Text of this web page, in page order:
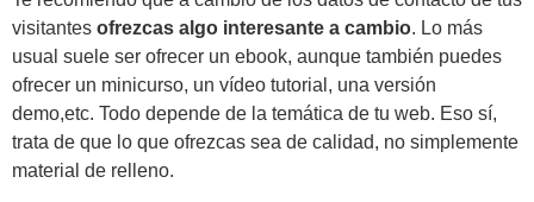
visitantes ofrezcas algo interesante a cambio. Lo más
usual suele ser ofrecer un ebook, aunque también puedes
ofrecer un minicurso, un vídeo tutorial, una versión
demo,etc. Todo depende de la temática de tu web. Eso sí,
trata de que lo que ofrezcas sea de calidad, no simplemente
material de relleno.